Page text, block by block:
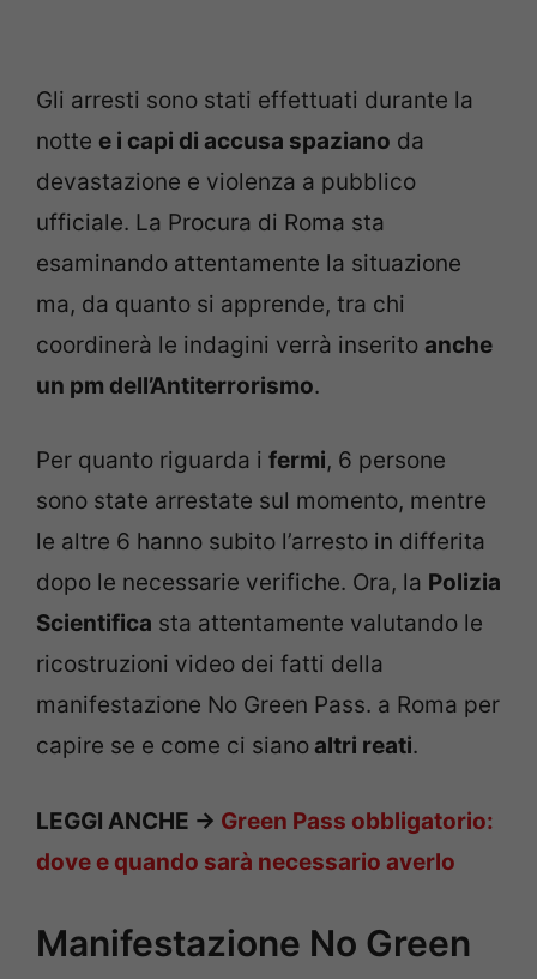
Gli arresti sono stati effettuati durante la
notte e i capi di accusa spaziano da
devastazione e violenza a pubblico
ufficiale. La Procura di Roma sta
esaminando attentamente la situazione
ma, da quanto si apprende, tra chi
coordinerà le indagini verrà inserito anche
un pm dell’Antiterrorismo.
Per quanto riguarda i fermi, 6 persone
sono state arrestate sul momento, mentre
le altre 6 hanno subito l’arresto in differita
dopo le necessarie verifiche. Ora, la Polizia
Scientifica sta attentamente valutando le
ricostruzioni video dei fatti della
manifestazione No Green Pass. a Roma per
capire se e come ci sianoaltri reati.
LEGGI ANCHE -> Green Pass obbligatorio:
dove e quando sarà necessario averlo
Manifestazione No Green